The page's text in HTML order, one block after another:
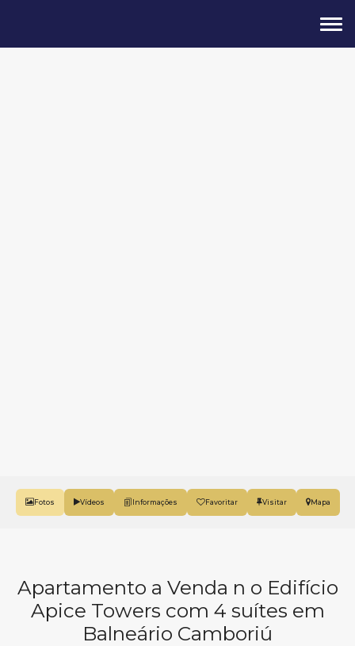
Fotos Vídeos Favoritar Mapa
Apartamento a Venda n o Edifício
Apice Towers com 4 suítes em
Balneário Camboriú